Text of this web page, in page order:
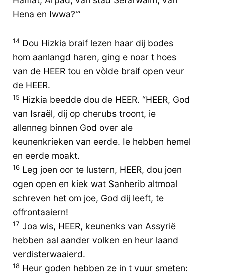
Hena en Iwwa?'”
14 Dou Hizkia braif lezen haar dij bodes
hom aanlangd haren, ging e noar t hoes
van de HEER tou en vòlde braif open veur
de HEER.
15 Hizkia beedde dou de HEER. “HEER, God
van Israël, dij op cherubs troont, ie
allenneg binnen God over ale
keunenkrieken van eerde. Ie hebben hemel
en eerde moakt.
16 Leg joen oor te lustern, HEER, dou joen
ogen open en kiek wat Sanherib altmoal
schreven het om joe, God dij leeft, te
offrontaaiern!
17 Joa wis, HEER, keunenks van Assyrië
hebben aal aander volken en heur laand
verdisterwaaierd.
18 Heur goden hebben ze in t vuur smeten: